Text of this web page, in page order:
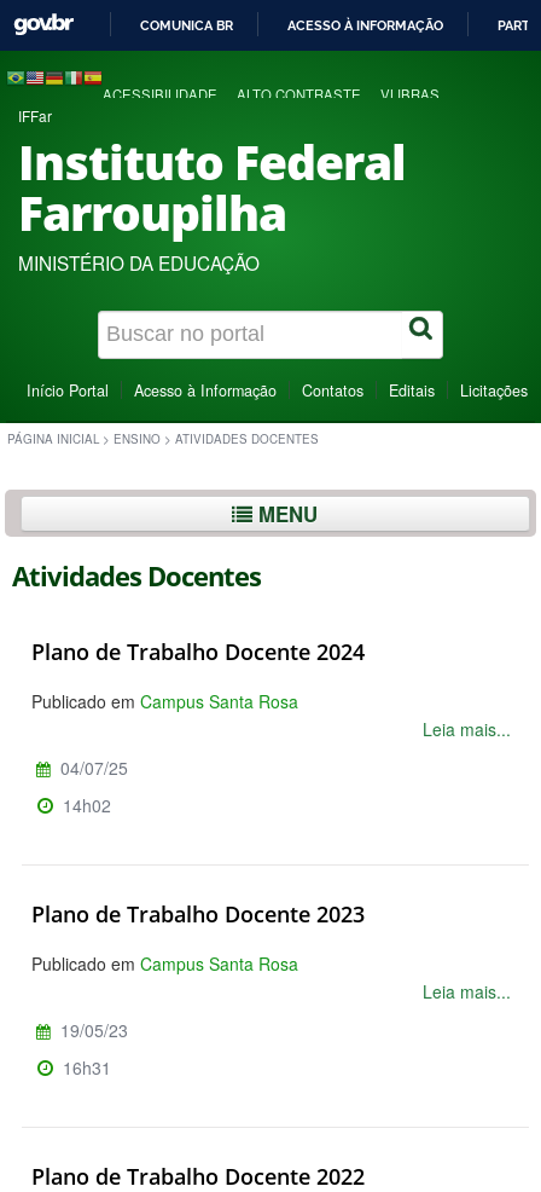
COMUNICA BR ACESSO À INFORMAÇÃO
ACESSIBILIDADE ALTO CONTRASTE VLIBRAS
IFFar
Instituto Federal
Farroupilha
MINISTÉRIO DA EDUCAÇÃO
Início Portal Acesso à Informação Contatos Editais Licitações
PÁGINA INICIAL > ENSINO > ATIVIDADES DOCENTES
MENU
Atividades Docentes
Plano de Trabalho Docente 2024
Publicado em Campus Santa Rosa
Leia mais...
04/07/25
14h02
Plano de Trabalho Docente 2023
Publicado em Campus Santa Rosa
Leia mais...
19/05/23
16h31
Plano de Trabalho Docente 2022